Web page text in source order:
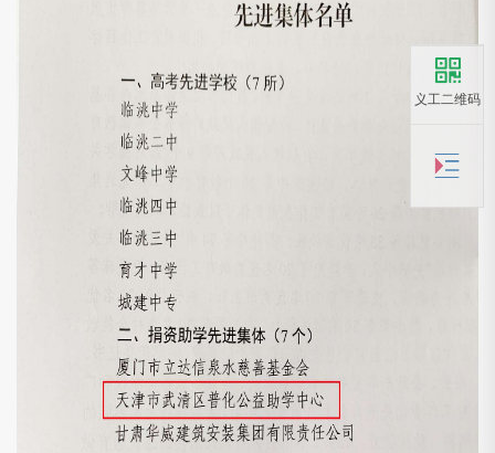
义工二维码